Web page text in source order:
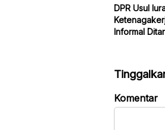
DPR Usul
Informal
Komentar